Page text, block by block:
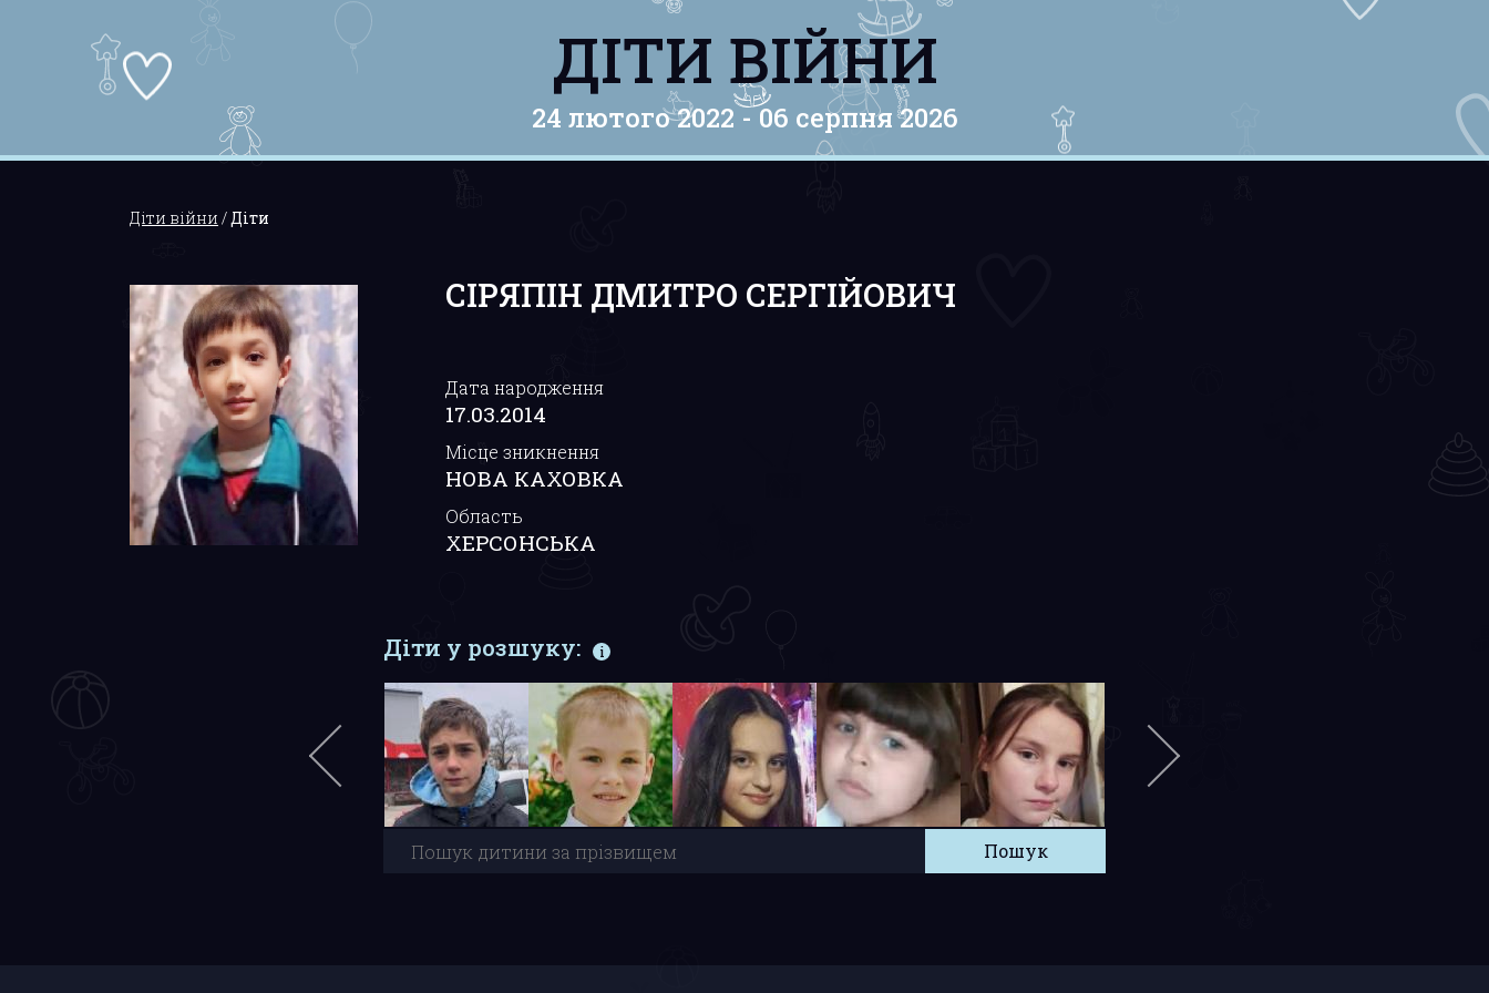
ДІТИ ВІЙНИ
24 лютого 2022 -06 серпня 2026
Діти війни /Діти
СІРЯПІН ДМИТРО СЕРГІЙОВИЧ
Дата народження
17.03.2014
Місце зникнення
НОВА КАХОВКА
Область
ХЕРСОНСЬКА
Діти у розшуку: